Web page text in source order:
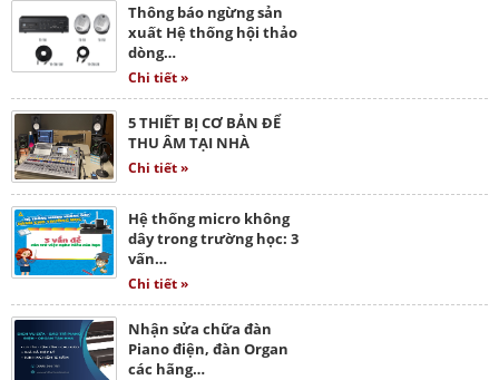
Thông báo ngừng sản
xuất Hệ thống hội thảo
dòng…
Chi tiết »
5 THIẾT BỊ CƠ BẢN ĐỂ
THU ÂM TẠI NHÀ
Chi tiết »
Hệ thống micro không
dây trong trường học: 3
vấn…
Chi tiết »
Nhận sửa chữa đàn
Piano điện, đàn Organ
các hãng…